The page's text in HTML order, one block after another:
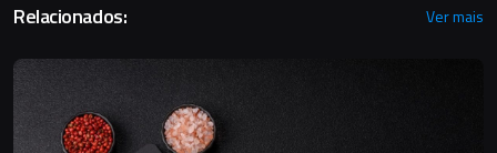
Relacionados: Ver mais